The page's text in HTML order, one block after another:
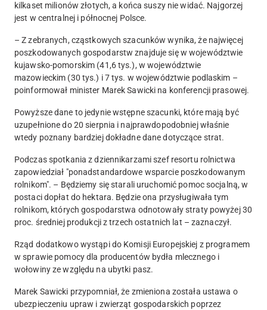
kilkaset milionów złotych, a końca suszy nie widać. Najgorzej
jest w centralnej i północnej Polsce.
– Z zebranych, cząstkowych szacunków wynika, że najwięcej
poszkodowanych gospodarstw znajduje się w województwie
kujawsko-pomorskim (41,6 tys.), w województwie
mazowieckim (30 tys.) i 7 tys. w województwie podlaskim –
poinformował minister Marek Sawicki na konferencji prasowej.
Powyższe dane to jedynie wstępne szacunki, które mają być
uzupełnione do 20 sierpnia i najprawdopodobniej właśnie
wtedy poznany bardziej dokładne dane dotyczące strat.
Podczas spotkania z dziennikarzami szef resortu rolnictwa
zapowiedział "ponadstandardowe wsparcie poszkodowanym
rolnikom". – Będziemy się starali uruchomić pomoc socjalną, w
postaci dopłat do hektara. Będzie ona przysługiwała tym
rolnikom, których gospodarstwa odnotowały straty powyżej 30
proc. średniej produkcji z trzech ostatnich lat – zaznaczył.
Rząd dodatkowo wystąpi do Komisji Europejskiej z programem
w sprawie pomocy dla producentów bydła mlecznego i
wołowiny ze względu na ubytki pasz.
Marek Sawicki przypomniał, że zmieniona została ustawa o
ubezpieczeniu upraw i zwierząt gospodarskich poprzez